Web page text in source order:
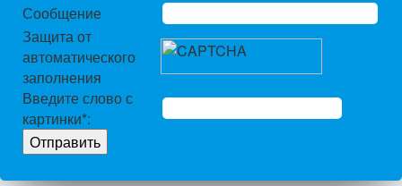
Сообщение
Защита от
автоматического
заполнения
Введите слово с
картинки*: